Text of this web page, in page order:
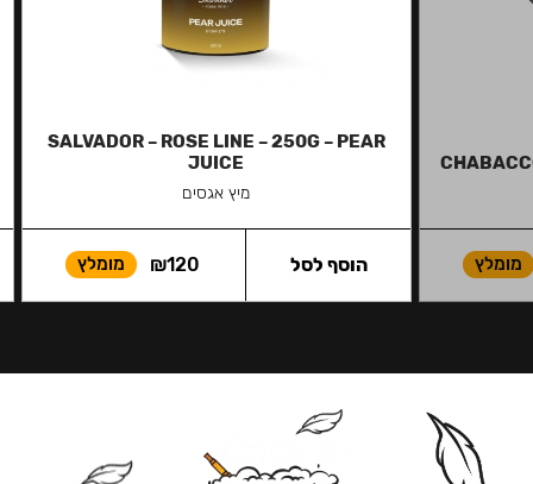
מומלץ
SALVADOR – ROSE LINE – 250G – PEAR
JUICE
מיץ אגסים
₪120 מומלץ הוסף לסל